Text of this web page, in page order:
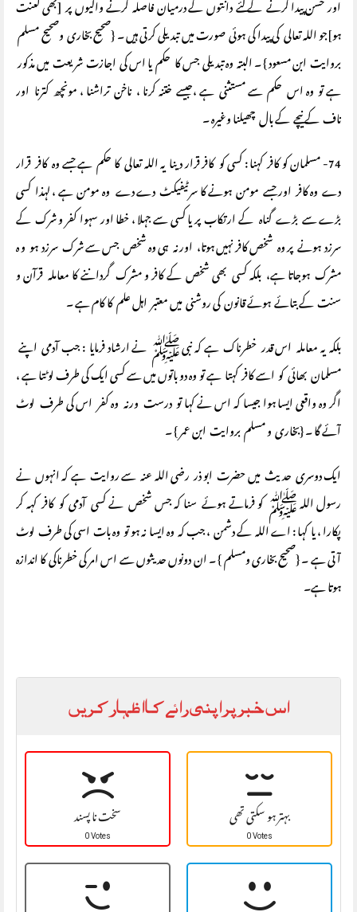
اور حسن پیدا کرنے کے لئے دانتوں کے درمیان فاصلہ کرنے والیوں پر [بھی لعنت
ہو]جو اللہ تعالی کی پیدا کی ہوئی صورت میں تبدیلی کرتی ہیں ۔ {صحیح بخاری وصحیح مسلم
بروایت ابن مسعود } ۔ البتہ وہ تبدیلی جس کا حکم یا اس کی اجازت شریعت میں مذکور
ہے تو وہ اس حکم سے مستثنی ہے ،جیسے ختنہ کرنا ، ناخن تراشنا ، مونچھ کترنا اور
ناف کے نیچے کے بال چھیلنا وغیرہ ۔
74- مسلمان کو کافر کہنا : کسی کو کافر قرار دینا یہ اللہ تعالی کا حکم ہے جسے وہ کافر قرار
دے وہ کافر اور جسے مومن ہونے کا سرٹیفیکٹ دے دے وہ مومن ہے ، لہذا کسی
بڑے سے بڑے گناہ کے ارتکاب پر یا کسی سے جہلا ، خطا اور سہوا کفر و شرک کے
سرزد ہونے پر وہ شخص کافر نہیں ہوتا، اور نہ ہی وہ شخص جس سے شرک سرزد ہو و ہ
مشرک ہوجاتا ہے، بلکہ کسی بھی شخص کے کافر و مشرک گرداننے کا معاملہ قرآن و
سنت کے بتائے ہوئے قانون کی روشنی میں معتبر اہل علم کا کام ہے ۔
بلکہ یہ معاملہ اس قدر خطرناک ہے کہ نبی ﷺ نے ارشاد فرمایا : جب آدمی اپنے
مسلمان بھائی کو اسے کافر کہتا ہے تو وہ دو باتوں میں سے کسی ایک کی طرف لوٹتا ہے ،
اگر وہ واقعی ایسا ہوا جیسا کہ اس نے کہا تو درست ورنہ وہ کفر اس کی طرف لوٹ
آئے گا ۔ {بخاری و مسلم بروایت ابن عمر } ۔
ایک دوسری حدیث میں حضرت ابو ذر رضی اللہ عنہ سے روایت ہے کہ انہوں نے
رسول اللہ ﷺ کو فرماتے ہوئے سنا کہ جس شخص نے کسی آدمی کو کافر کہہ کر
پکارا ، یا کہا : اے اللہ کے دشمن ، جب کہ وہ ایسا نہ ہو تو وہ بات اسی کی طرف لوٹ
آتی ہے ۔ {صحیح بخاری ومسلم } ۔ ان دونوں حدیثوں سے اس امر کی خطرناکی کا اندازہ
ہوتا ہے۔
اس خبر پر اپنی رائے کا اظہار کریں
سخت نا پسند
0 Votes بہتر ہو سکتی تھی
0 Votes